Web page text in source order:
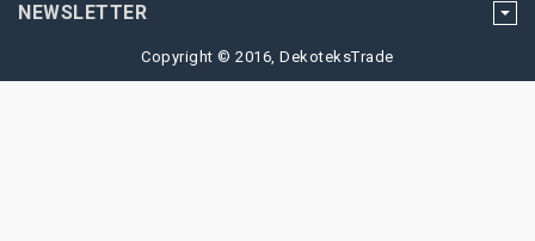
NEWSLETTER
Copyright © 2016, DekoteksTrade